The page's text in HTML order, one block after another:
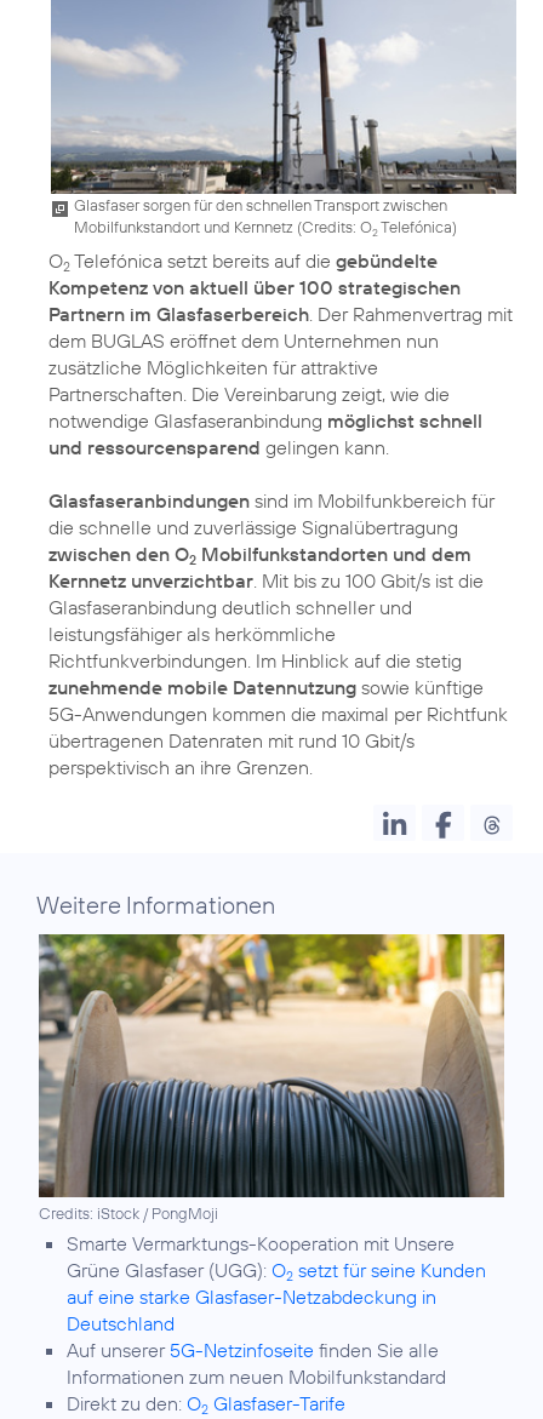
Glasfaser sorgen für den schnellen Transport zwischen
Mobilfunkstandort und Kernnetz (Credits: O2Telefónica)
O2 Telefónica setzt bereits auf die gebündelte
Kompetenz von aktuell über 100 strategischen
Partnern im Glasfaserbereich. Der Rahmenvertrag mit
dem BUGLAS eröffnet dem Unternehmen nun
zusätzliche Möglichkeiten für attraktive
Partnerschaften. Die Vereinbarung zeigt, wie die
notwendige Glasfaseranbindung möglichst schnell
und ressourcensparend gelingen kann.
Glasfaseranbindungen sind im Mobilfunkbereich für
die schnelle und zuverlässige Signalübertragung
zwischen den O2 Mobilfunkstandorten und dem
Kernnetz unverzichtbar. Mit bis zu 100 Gbit/s ist die
Glasfaseranbindung deutlich schneller und
leistungsfähiger als herkömmliche
Richtfunkverbindungen. Im Hinblick auf die stetig
zunehmende mobile Datennutzung sowie künftige
5G-Anwendungen kommen die maximal per Richtfunk
übertragenen Datenraten mit rund 10 Gbit/s
perspektivisch an ihre Grenzen.
Weitere Informationen
Credits: iStock / PongMoji
Smarte Vermarktungs-Kooperation mit Unsere
Grüne Glasfaser (UGG): O2 setzt für seine Kunden
auf eine starke Glasfaser-Netzabdeckung in
Deutschland
Auf unserer 5G-Netzinfoseite finden Sie alle
Informationen zum neuen Mobilfunkstandard
Direkt zu den: O2 Glasfaser-Tarife